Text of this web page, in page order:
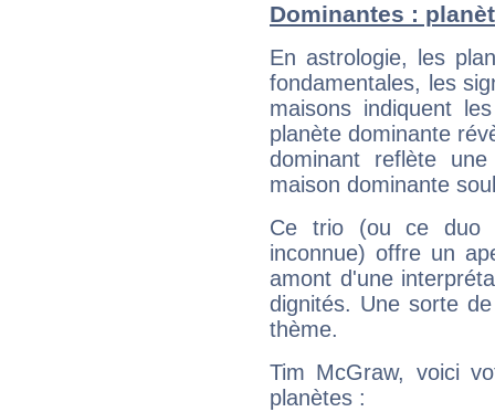
Dominantes :
En astrologie, les
fondamentales, les
maisons indiquent
planète dominante
dominant reflète
maison dominante
Ce trio (ou ce duo
inconnue) offre un
amont d'une
dignités. Une sorte
thème.
Tim McGraw, voici
planètes :